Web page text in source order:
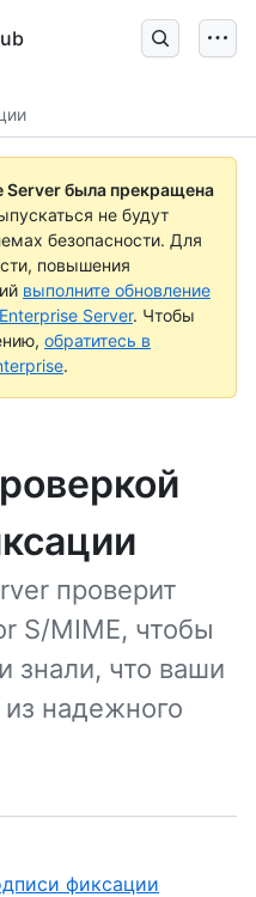
Server была прекращена
не будут
безопасности. Для
повышения
выполните обновление
Server. Чтобы
обратитесь в
.
проверит
S/MIME, чтобы
знали, что ваши
надежного
фиксации